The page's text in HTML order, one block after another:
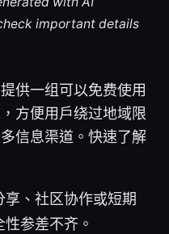
important details
供一组可以免费使用
方便用户绕过地域限
信息渠道。快速了解
、社区协作或短期
参差不齐。